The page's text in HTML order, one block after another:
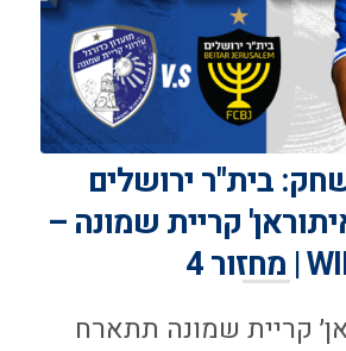
בית"ר ירושלים
קריית שמונה –
קריית שמונה תתארח